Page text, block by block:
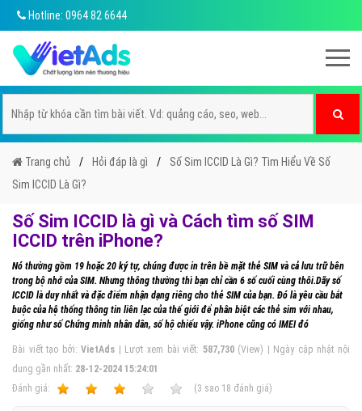
Hotline: 0964 82 6644
Trang chủ Hỏi đáp là gì
Số Sim ICCID Là Gì? Tìm Hiểu Về Số
Sim ICCID Là Gì?
Số Sim ICCID là gì và Cách tìm số SIM
ICCID trên iPhone?
Nó thường gồm 19 hoặc 20 ký tự, chúng được in trên bề mặt thẻ SIM và cả lưu trữ bên
trong bộ nhớ của SIM. Nhưng thông thường thì bạn chỉ cần 6 số cuối cùng thôi.Dãy số
ICCID là duy nhất và đặc điểm nhận dạng riêng cho thẻ SIM của bạn. Đó là yêu cầu bắt
buộc của hệ thống thông tin liên lạc của thế giới để phân biệt các thẻ sim với nhau,
giống như số Chứng minh nhân dân, số hộ chiếu vậy. iPhone cũng có IMEI đó
Bài viết tạo bởi:VietAds | Lượt xem bài viết: 587,730(View) | Ngày cập nhật nội
dung gần nhất: 28-12-2024 15:24:01
Ðánh giá:
(3 sao 18 đánh giá)